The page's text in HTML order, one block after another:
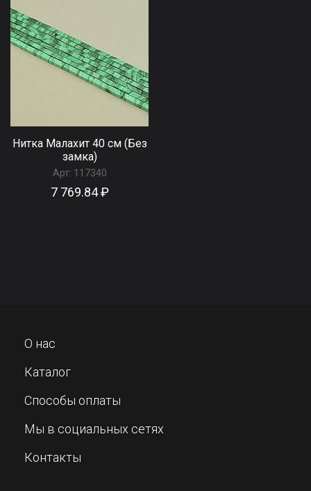
Нитка Малахит 40 см (Без
замка)
Арт: 117340
7 769.84 ₽
О нас
Каталог
Способы оплаты
Мы в социальных сетях
Контакты